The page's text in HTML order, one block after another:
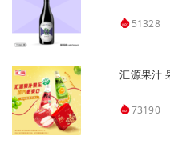
51328
汇源果汁
73190